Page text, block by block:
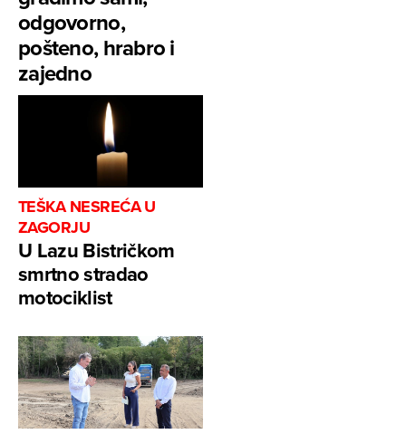
odgovorno,
pošteno, hrabro i
zajedno
TEŠKA NESREĆA U
ZAGORJU
U Lazu Bistričkom
smrtno stradao
motociklist